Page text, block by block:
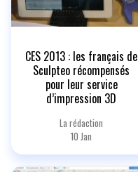
CES 2013 : les français de
Sculpteo récompensés
pour leur service
d’impression 3D
La rédaction
10 Jan